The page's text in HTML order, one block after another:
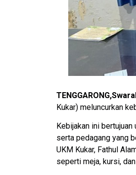
Kukar) meluncurkan
Kebijakan ini
serta pedagang yang
UKM Kukar, Fathul
seperti meja, kursi,